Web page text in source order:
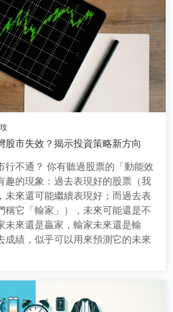
股市失效？揭示投資策略新方向
行不通？ 你有聽過股票的「動能效
趣的現象：過去表現好的股票（我
未來還可能繼續表現好；而過去表
稱它「輸家」），未來可能還是不
未來還是贏家，輸家未來還是輸
成績，似乎可以用來預測它的未來